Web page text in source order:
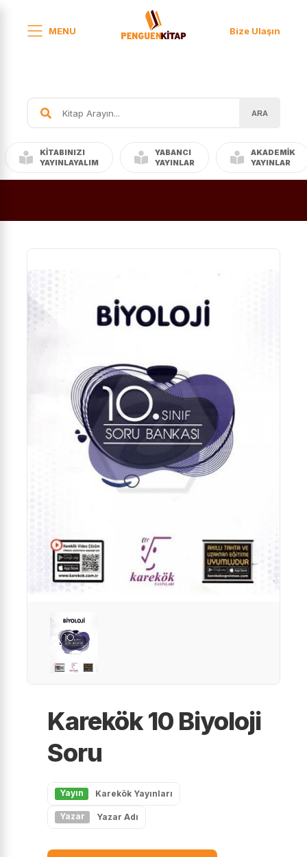
MENU Bize Ulaşın
ARA
KITABINIZI
YAYINLAYALIM
YABANCI
YAYINLAR
AKADEMIK
YAYINLAR
Karekök 10 Biyoloji
Soru
Yayın Karekök Yayınları
Yazar Yazar Adı